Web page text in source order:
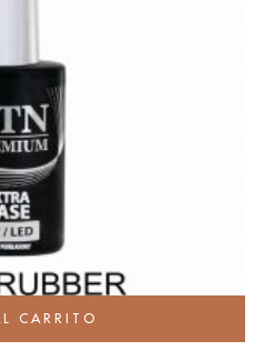
CARRITO